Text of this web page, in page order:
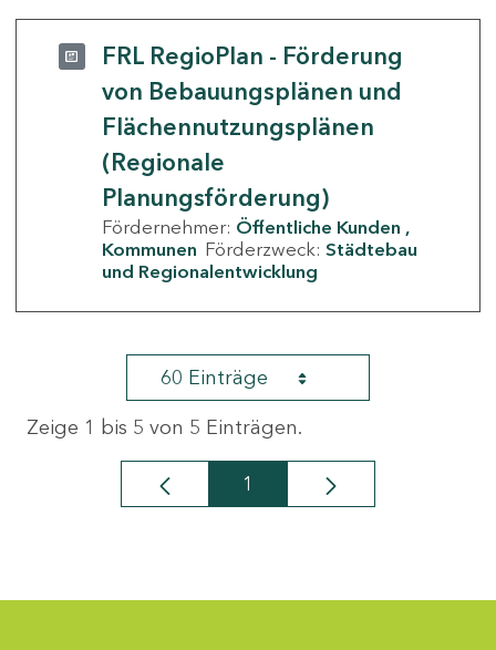
FRL RegioPlan - Förderung
von Bebauungsplänen und
Flächennutzungsplänen
(Regionale
Planungsförderung)
Fördernehmer: Öffentliche Kunden
Kommunen Förderzweck: Städtebau
und Regionalentwicklung
60 Einträge
Zeige 1 bis 5 von 5 Einträgen.
Seite
1